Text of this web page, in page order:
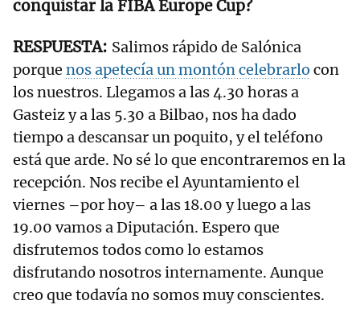
conquistar la FIBA Europe Cup?
Salimos rápido de Salónica
porque nos apetecía un montón celebrarlo con
los nuestros. Llegamos a las 4.30 horas a
Gasteiz y a las 5.30 a Bilbao, nos ha dado
tiempo a descansar un poquito, y el teléfono
está que arde. No sé lo que encontraremos en la
recepción. Nos recibe el Ayuntamiento el
viernes –por hoy– a las 18.00 y luego a las
19.00 vamos a Diputación. Espero que
disfrutemos todos como lo estamos
disfrutando nosotros internamente. Aunque
creo que todavía no somos muy conscientes.